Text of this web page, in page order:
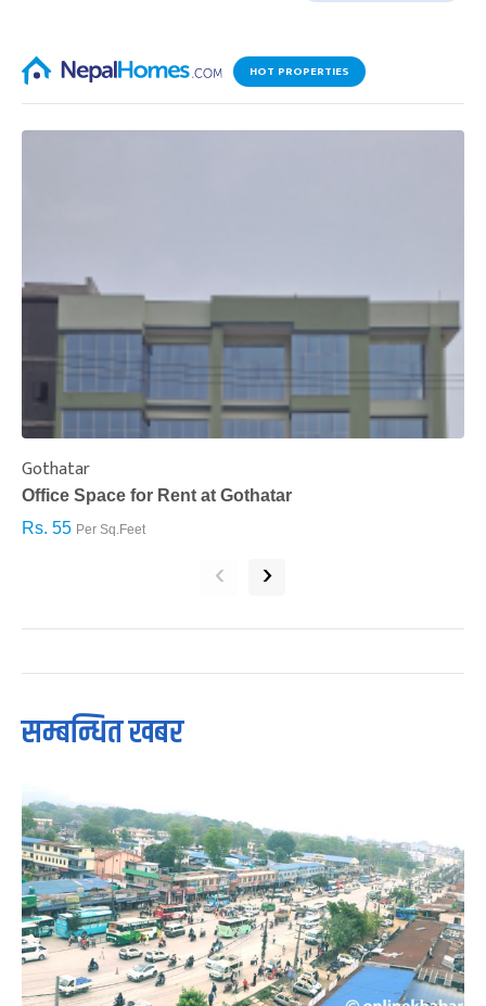
HOT PROPERTIES
Gothatar
Office Space for Rent at Gothatar
Rs. 55 Per Sq.Feet
‹ ›
सम्बन्धित खबर